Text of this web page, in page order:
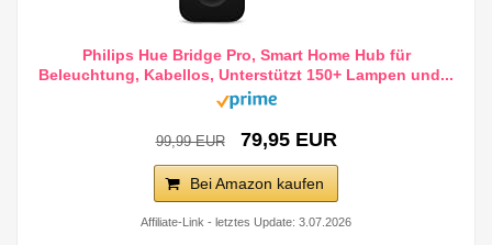
Philips Hue Bridge Pro, Smart Home Hub für
Beleuchtung, Kabellos, Unterstützt 150+ Lampen und...
99,99 EUR 79,95 EUR
Bei Amazon kaufen
Affiliate-Link - letztes Update: 3.07.2026